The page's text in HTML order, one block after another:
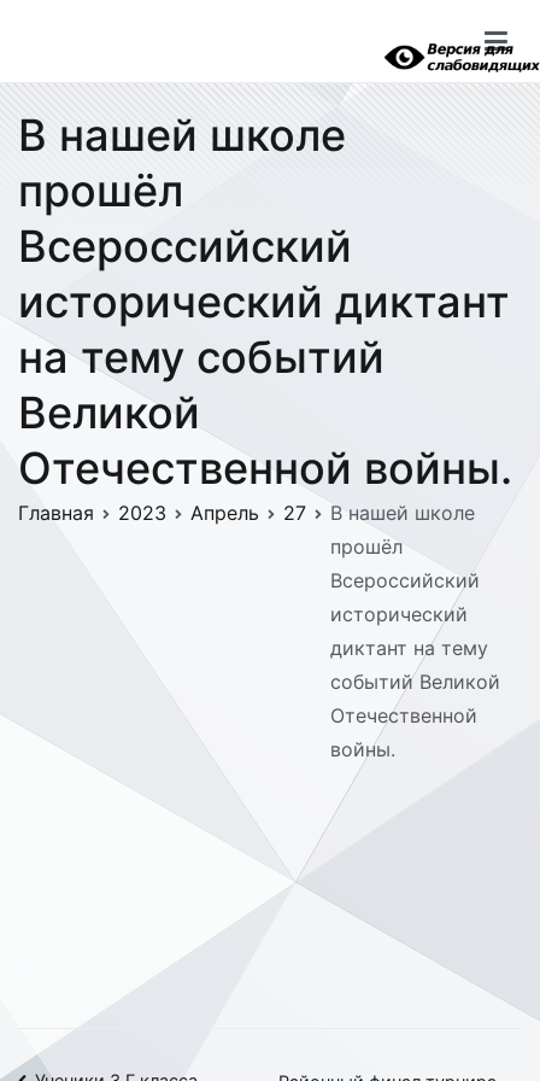
В нашей школе
прошёл
Всероссийский
исторический диктант
на тему событий
Великой
Отечественной войны.
Главная 2023 Апрель 27
В нашей школе
прошёл
Всероссийский
исторический
диктант на тему
событий Великой
Отечественной
войны.